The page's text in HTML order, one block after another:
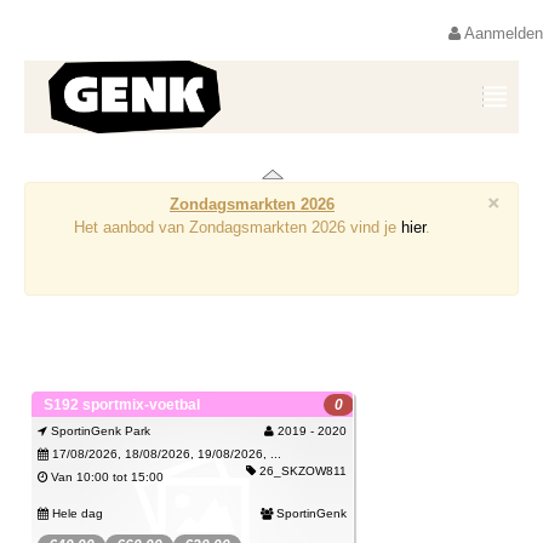
Aanmelden
×
Zondagsmarkten 2026
Het aanbod van Zondagsmarkten 2026 vind je hier.
S192 sportmix-voetbal 0
SportinGenk Park
2019 - 2020
17/08/2026, 18/08/2026, 19/08/2026, ...
26_SKZOW811
Van 10:00 tot 15:00
Hele dag SportinGenk